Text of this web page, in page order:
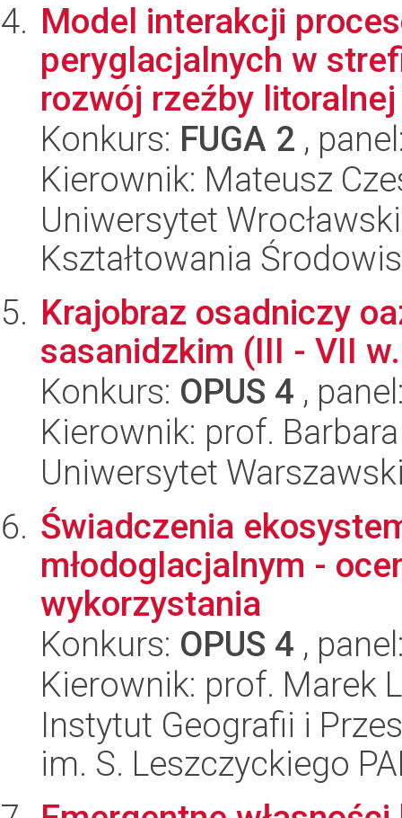
Model interakcji
peryglacjalnych w
rozwój rzeźby
Konkurs: FUGA 2 ,
Kierownik: Mateusz
Uniwersytet
Kształtowania
Krajobraz osadniczy
sasanidzkim (III - VII
Konkurs: OPUS 4 ,
Kierownik: prof.
Uniwersytet
Świadczenia
młodoglacjalnym -
wykorzystania
Konkurs: OPUS 4 ,
Kierownik: prof. Marek
Instytut Geografii i
im. S. Leszczyckiego